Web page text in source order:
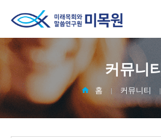
커뮤니티
홈 커뮤니티